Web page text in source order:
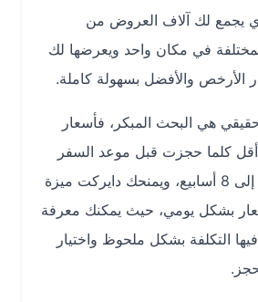
لك آلاف العروض من
في مكان واحد ويعرضها لك
والأفضل بسهولة كاملة.
البحث المبكر، فأسعار
حجزت قبل موعد السفر
بفترة تتراوح بين 4 إلى 8 أسابيع، ويمنحك دايركت ميزة
بشكل يومي، حيث يمكنك معرفة
بشكل ملحوظ واختيار